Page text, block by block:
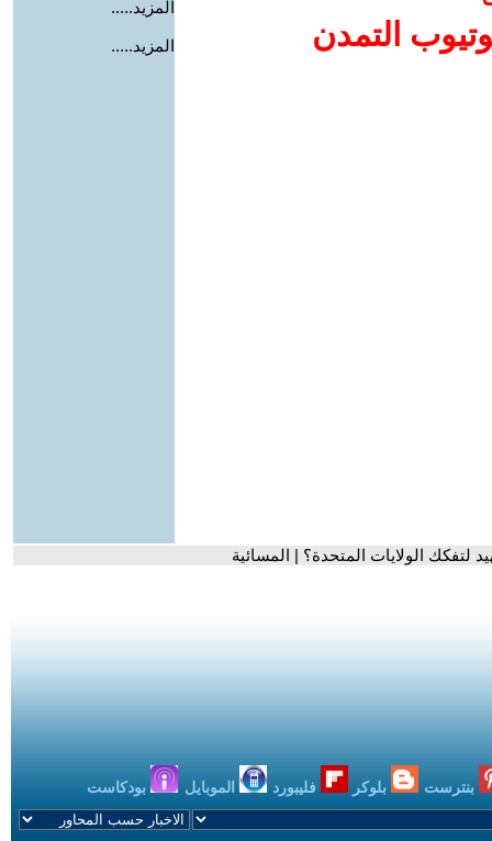
التمدن
المزيد.....
المزيد.....
لتفكك الولايات المتحدة؟ | المسائية
بنترست بلوكر فليبورد الموبايل بودكاست